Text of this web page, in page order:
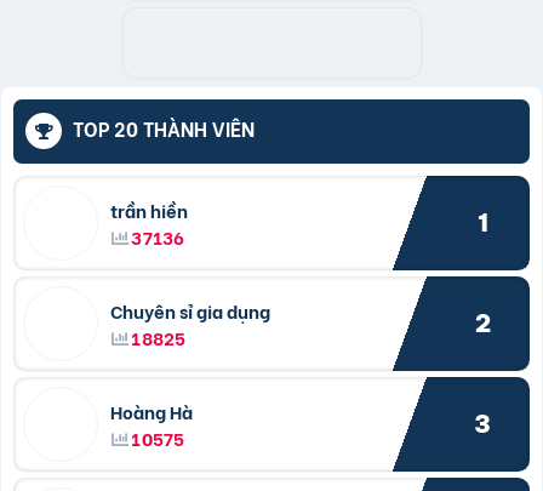
TOP 20 THÀNH VIÊN
trần hiền
37136
1
Chuyên sỉ gia dụng
18825
2
Hoàng Hà
10575
3